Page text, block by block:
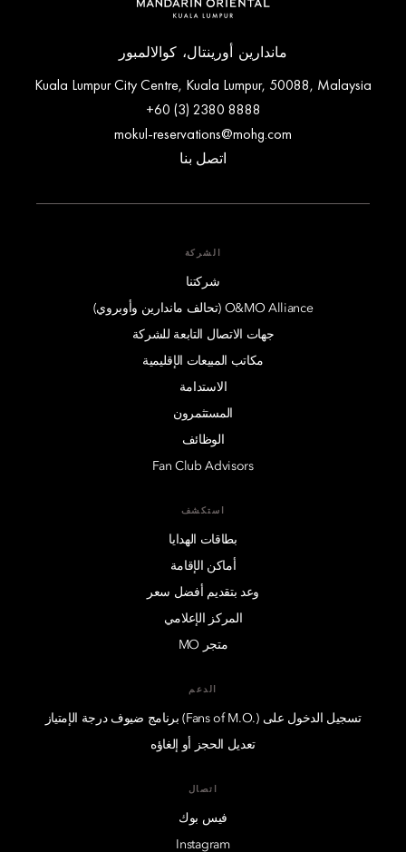
ماندارين أورينتال، كوالالمبور
Kuala Lumpur City Centre, Kuala Lumpur, 50088, Malaysia
+60 (3) 2380 8888
mokul-reservations@mohg.com
اتصل بنا
الشركة
شركتنا
O&MO Alliance (تحالف ماندارين وأوبروي)
جهات الاتصال التابعة للشركة
مكاتب المبيعات الإقليمية
الاستدامة
المستثمرون
الوظائف
Fan Club Advisors
استكشف
بطاقات الهدايا
أماكن الإقامة
وعد بتقديم أفضل سعر
المركز الإعلامي
متجر MO
الدعم
تسجيل الدخول على (.Fans of M.O) برنامج ضيوف درجة الإمتياز
تعديل الحجز أو إلغاؤه
اتصال
فيس بوك
Instagram